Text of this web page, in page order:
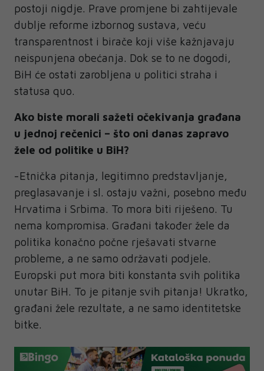
postoji nigdje. Prave promjene bi zahtijevale
dublje reforme izbornog sustava, veću
transparentnost i birače koji više kažnjavaju
neispunjena obećanja. Dok se to ne dogodi,
BiH će ostati zarobljena u politici straha i
statusa quo.
Ako biste morali sažeti očekivanja građana
u jednoj rečenici – što oni danas zapravo
žele od politike u BiH?
-Etnička pitanja, legitimno predstavljanje,
preglasavanje i sl. ostaju važni, posebno među
Hrvatima i Srbima. To mora biti riješeno. Tu
nema kompromisa. Građani također žele da
politika konačno počne rješavati stvarne
probleme, a ne samo održavati podjele.
Europski put mora biti konstanta svih politika
unutar BiH. To je pitanje svih pitanja! Ukratko,
građani žele rezultate, a ne samo identitetske
bitke.